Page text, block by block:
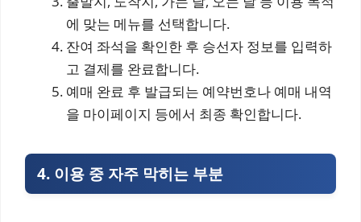
에 맞는 메뉴를 선택합니다.
잔여 좌석을 확인한 후 승선자 정보를 입력하
고 결제를 완료합니다.
예매 완료 후 발급되는 예약번호나 예매 내역
을 마이페이지 등에서 최종 확인합니다.
4. 이용 중 자주 막히는 부분